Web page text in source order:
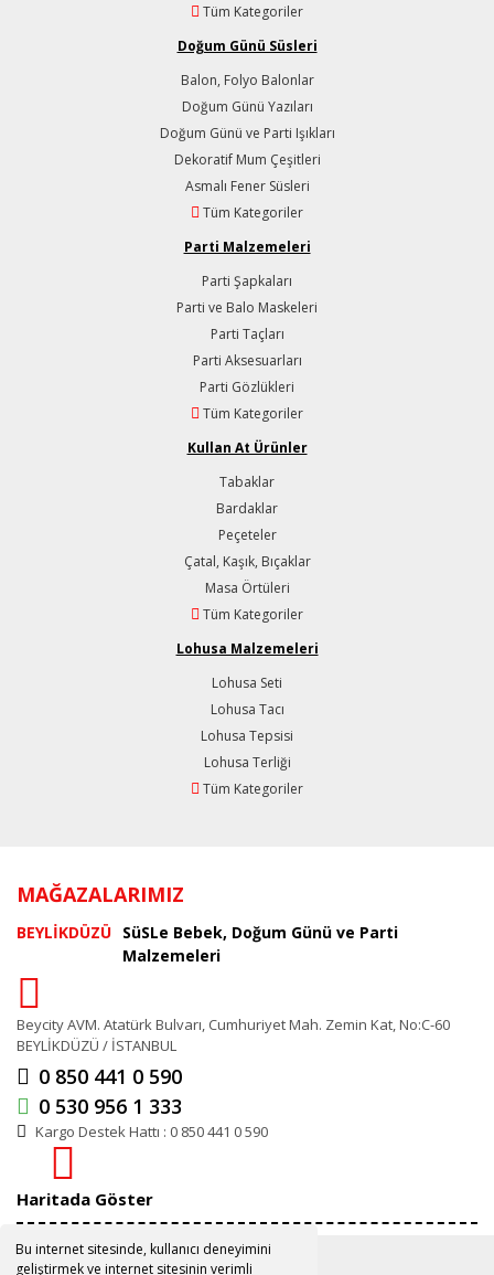
Bu internet sitesinde, kullanıcı deneyimini
geliştirmek ve internet sitesinin verimli
Tüm Kategoriler
Doğum Günü Süsleri
Balon, Folyo Balonlar
Doğum Günü Yazıları
Doğum Günü ve Parti Işıkları
Dekoratif Mum Çeşitleri
Asmalı Fener Süsleri
Tüm Kategoriler
Parti Malzemeleri
Parti Şapkaları
Parti ve Balo Maskeleri
Parti Taçları
Parti Aksesuarları
Parti Gözlükleri
Tüm Kategoriler
Kullan At Ürünler
Tabaklar
Bardaklar
Peçeteler
Çatal, Kaşık, Bıçaklar
Masa Örtüleri
Tüm Kategoriler
Lohusa Malzemeleri
Lohusa Seti
Lohusa Tacı
Lohusa Tepsisi
Lohusa Terliği
Tüm Kategoriler
MAĞAZALARIMIZ
BEYLİKDÜZÜ SüSLe Bebek, Doğum Günü ve Parti
Malzemeleri
Beycity AVM. Atatürk Bulvarı, Cumhuriyet Mah. Zemin Kat, No:C-60
BEYLİKDÜZÜ / İSTANBUL
0 850 441 0 590
0 530 956 1 333
Kargo Destek Hattı : 0 850 441 0 590
Haritada Göster